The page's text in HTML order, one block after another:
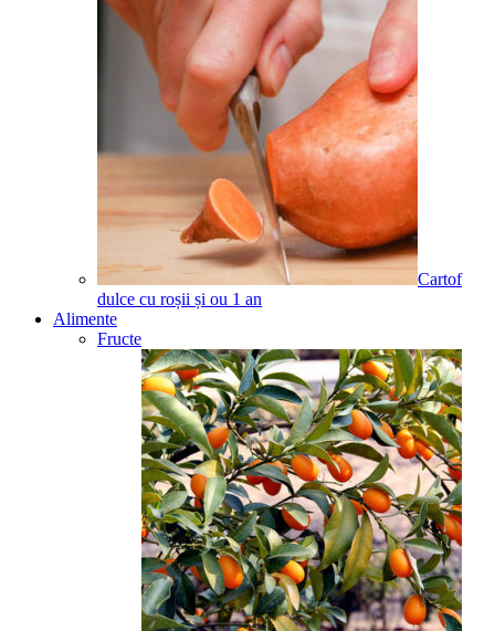
Cartof
dulce cu roșii și ou 1 an
Alimente
Fructe